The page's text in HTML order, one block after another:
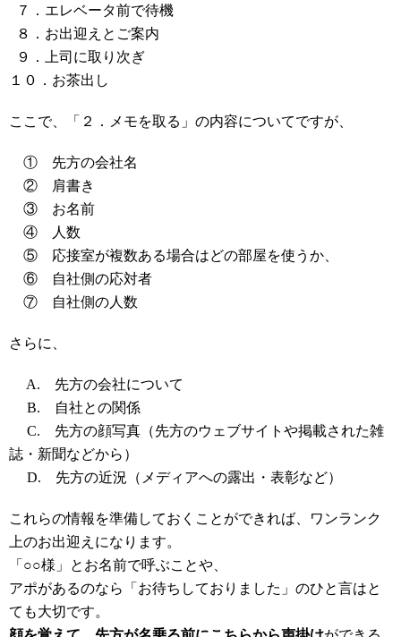
７．エレベータ前で待機
８．お出迎えとご案内
９．上司に取り次ぎ
１０．お茶出し
ここで、「２．メモを取る」の内容についてですが、
① 先方の会社名
② 肩書き
③ お名前
④ 人数
⑤ 応接室が複数ある場合はどの部屋を使うか、
⑥ 自社側の応対者
⑦ 自社側の人数
さらに、
A. 先方の会社について
B. 自社との関係
C. 先方の顔写真（先方のウェブサイトや掲載された雑
誌・新聞などから）
D. 先方の近況（メディアへの露出・表彰など）
これらの情報を準備しておくことができれば、ワンランク
上のお出迎えになります。
「○○様」とお名前で呼ぶことや、
アポがあるのなら「お待ちしておりました」のひと言はと
ても大切です。